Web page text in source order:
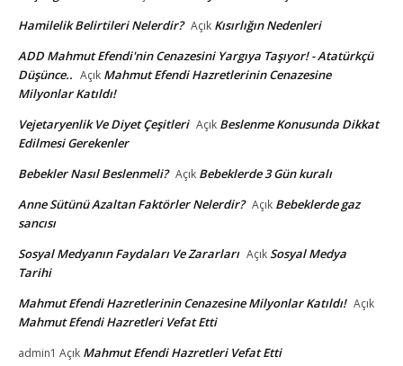
Hamilelik Belirtileri Nelerdir? Açık Kısırlığın Nedenleri
ADD Mahmut Efendi'nin Cenazesini Yargıya Taşıyor! - Atatürkçü
Düşünce.. Açık Mahmut Efendi Hazretlerinin Cenazesine
Milyonlar Katıldı!
Vejetaryenlik Ve Diyet Çeşitleri Açık Beslenme Konusunda Dikkat
Edilmesi Gerekenler
Bebekler Nasıl Beslenmeli? Açık Bebeklerde 3 Gün kuralı
Anne Sütünü Azaltan Faktörler Nelerdir? Açık Bebeklerde gaz
sancısı
Sosyal Medyanın Faydaları Ve Zararları AçıkSosyal Medya
Tarihi
Mahmut Efendi Hazretlerinin Cenazesine Milyonlar Katıldı! Açık
Mahmut Efendi Hazretleri Vefat Etti
admin1 Açık Mahmut Efendi Hazretleri Vefat Etti